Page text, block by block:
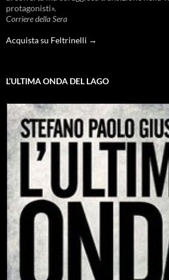
protagonisti».
Corriere della Sera
Acquista su Feltrinelli →
L’ULTIMA ONDA DEL LAGO